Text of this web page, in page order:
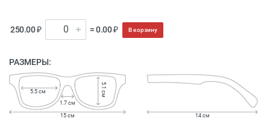
250.00 ₽ = 0.00 ₽ В корзину
РАЗМЕРЫ:
1.7 см
5.5 см 5.1 см
15 см 14 см